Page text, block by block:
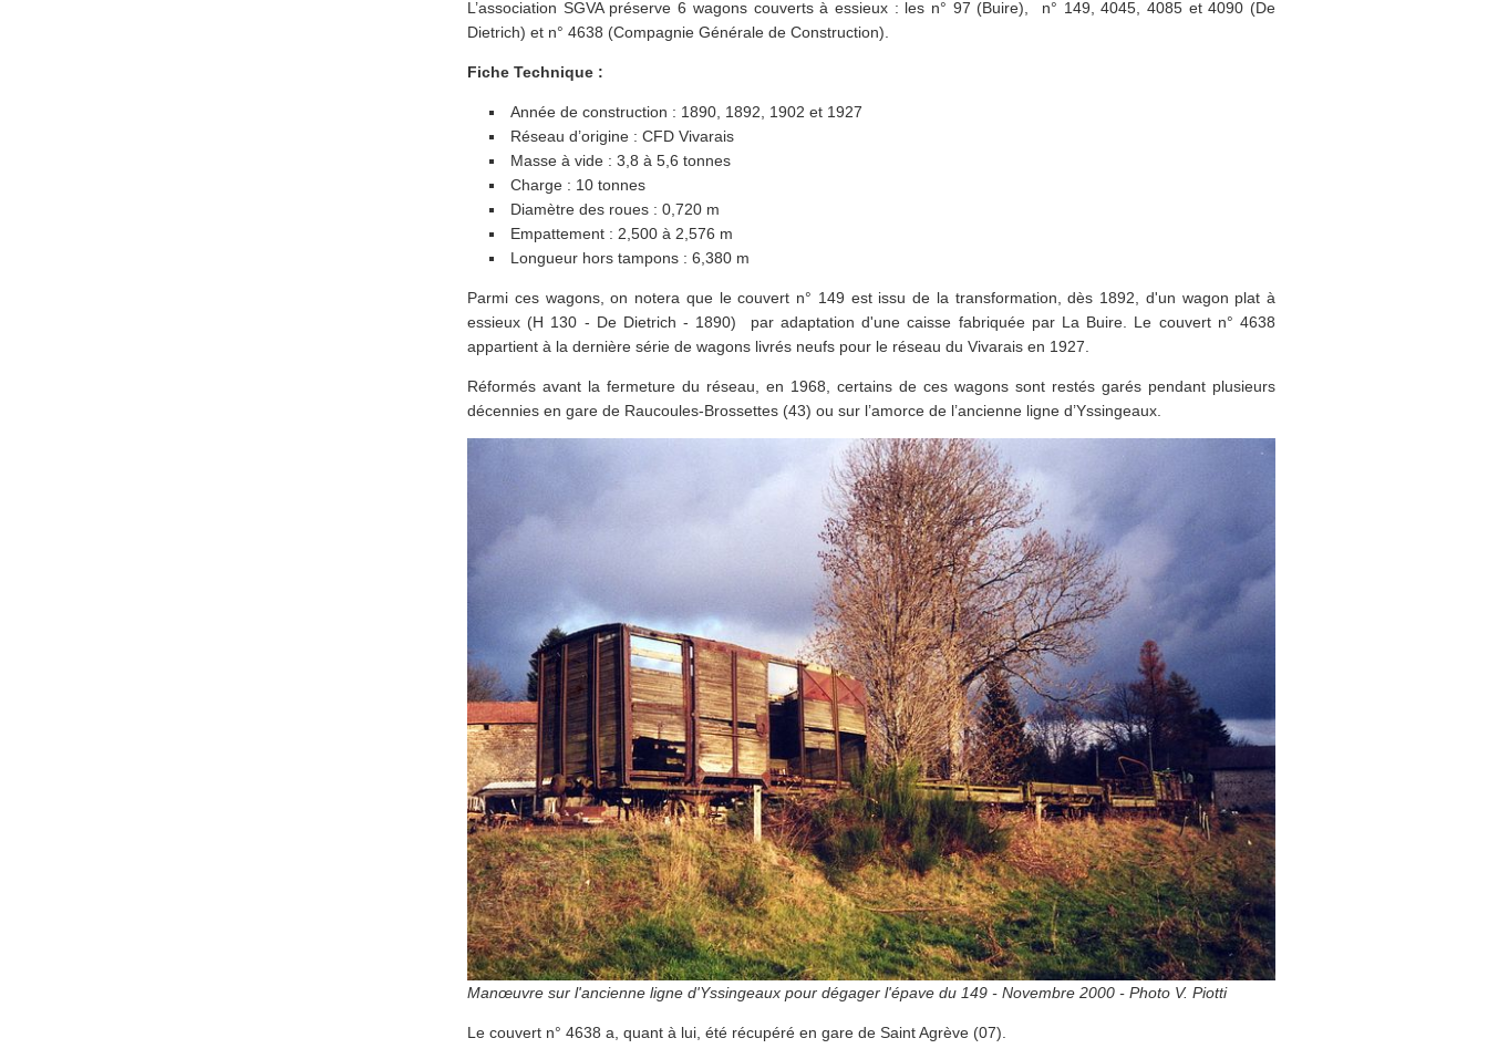
L’association SGVA préserve 6 wagons couverts à essieux : les n° 97 (Buire), n° 149, 4045, 4085 et 4090 (De
Dietrich) et n° 4638 (Compagnie Générale de Construction).
Fiche Technique :
Année de construction : 1890, 1892, 1902 et 1927
Réseau d’origine : CFD Vivarais
Masse à vide : 3,8 à 5,6 tonnes
Charge : 10 tonnes
Diamètre des roues : 0,720 m
Empattement : 2,500 à 2,576 m
Longueur hors tampons : 6,380 m
Parmi ces wagons, on notera que le couvert n° 149 est issu de la transformation, dès 1892, d'un wagon plat à
essieux (H 130 - De Dietrich - 1890) par adaptation d'une caisse fabriquée par La Buire. Le couvert n° 4638
appartient à la dernière série de wagons livrés neufs pour le réseau du Vivarais en 1927.
Réformés avant la fermeture du réseau, en 1968, certains de ces wagons sont restés garés pendant plusieurs
décennies en gare de Raucoules-Brossettes (43) ou sur l’amorce de l’ancienne ligne d’Yssingeaux.
Manœuvre sur l'ancienne ligne d'Yssingeaux pour dégager l'épave du 149 - Novembre 2000 - Photo V. Piotti
Le couvert n° 4638 a, quant à lui, été récupéré en gare de Saint Agrève (07).